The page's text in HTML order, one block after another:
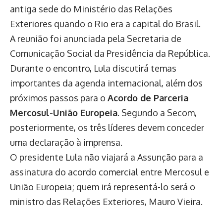
antiga sede do Ministério das Relações
Exteriores quando o Rio era a capital do Brasil.
A reunião foi anunciada pela Secretaria de
Comunicação Social da Presidência da República.
Durante o encontro, Lula discutirá temas
importantes da agenda internacional, além dos
próximos passos para o Acordo de Parceria
Mercosul-União Europeia. Segundo a Secom,
posteriormente, os três líderes devem conceder
uma declaração à imprensa.
O presidente Lula não viajará a Assunção para a
assinatura do acordo comercial entre Mercosul e
União Europeia; quem irá representá-lo será o
ministro das Relações Exteriores, Mauro Vieira.